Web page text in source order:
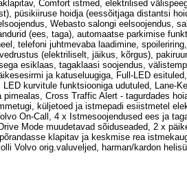
Comfort istmed, elektrilised
püsikiiruse hoidja (eessõitjaga distantsi
Webasto salongi eelsoojendus,
(ees, taga), automaatse parkimise
telefoni juhtmevaba laadimine,
(elektriliselt, jäikus, kõrgus),
esiklaas, tagaklaasi soojendus,
ja katuseluugiga, Full-LED
kurvitule funktsiooniga udutuled, Lane-
Cross Traffic Alert - tagurdades
küljetoed ja istmepadi esiistmetel
On-Call, 4 x Istmesoojendused ees ja
Mode muudetavad sõiduseaded, 2 x
klapitav ja keskmise rea
Volvo orig.valuveljed, harman/kardon